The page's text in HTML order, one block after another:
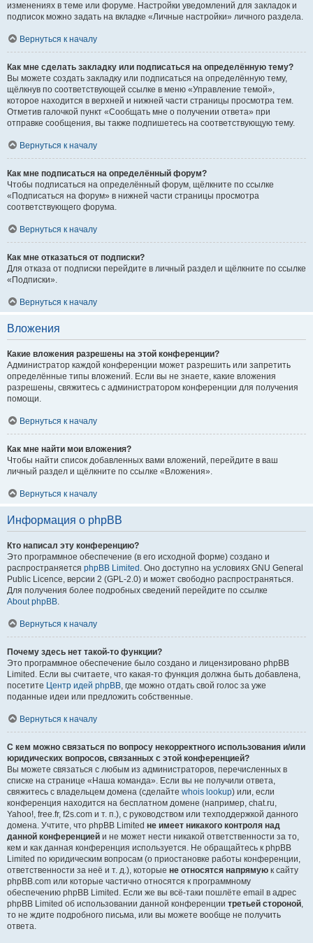
изменениях в теме или форуме. Настройки уведомлений для закладок и
подписок можно задать на вкладке «Личные настройки» личного раздела.
Вернуться к началу
Как мне сделать закладку или подписаться на определённую тему?
Вы можете создать закладку или подписаться на определённую тему,
щёлкнув по соответствующей ссылке в меню «Управление темой»,
которое находится в верхней и нижней части страницы просмотра тем.
Отметив галочкой пункт «Сообщать мне о получении ответа» при
отправке сообщения, вы также подпишетесь на соответствующую тему.
Вернуться к началу
Как мне подписаться на определённый форум?
Чтобы подписаться на определённый форум, щёлкните по ссылке
«Подписаться на форум» в нижней части страницы просмотра
соответствующего форума.
Вернуться к началу
Как мне отказаться от подписки?
Для отказа от подписки перейдите в личный раздел и щёлкните по ссылке
«Подписки».
Вернуться к началу
Вложения
Какие вложения разрешены на этой конференции?
Администратор каждой конференции может разрешить или запретить
определённые типы вложений. Если вы не знаете, какие вложения
разрешены, свяжитесь с администратором конференции для получения
помощи.
Вернуться к началу
Как мне найти мои вложения?
Чтобы найти список добавленных вами вложений, перейдите в ваш
личный раздел и щёлкните по ссылке «Вложения».
Вернуться к началу
Информация о phpBB
Кто написал эту конференцию?
Это программное обеспечение (в его исходной форме) создано и
распространяется phpBB Limited . Оно доступно на условиях GNU General
Public Licence, версии 2 (GPL-2.0) и может свободно распространяться.
Для получения более подробных сведений перейдите по ссылке
About phpBB.
Вернуться к началу
Почему здесь нет такой-то функции?
Это программное обеспечение было создано и лицензировано phpBB
Limited. Если вы считаете, что какая-то функция должна быть добавлена,
посетите Центр идей phpBB, где можно отдать свой голос за уже
поданные идеи или предложить собственные.
Вернуться к началу
С кем можно связаться по вопросу некорректного использования и/или
юридических вопросов, связанных с этой конференцией?
Вы можете связаться с любым из администраторов, перечисленных в
списке на странице «Наша команда». Если вы не получили ответа,
свяжитесь с владельцем домена (сделайте whois lookup) или, если
конференция находится на бесплатном домене (например, chat.ru,
Yahoo!, free.fr, f2s.com и т. п.), с руководством или техподдержкой данного
домена. Учтите, что phpBB Limited не имеет никакого контроля над
данной конференцией и не может нести никакой ответственности за то,
кем и как данная конференция используется. Не обращайтесь к phpBB
Limited по юридическим вопросам (о приостановке работы конференции,
ответственности за неё и т. д.), которые не относятся напрямую к сайту
phpBB.com или которые частично относятся к программному
обеспечению phpBB Limited. Если же вы всё-таки пошлёте email в адрес
phpBB Limited об использовании данной конференции третьей стороной,
то не ждите подробного письма, или вы можете вообще не получить
ответа.